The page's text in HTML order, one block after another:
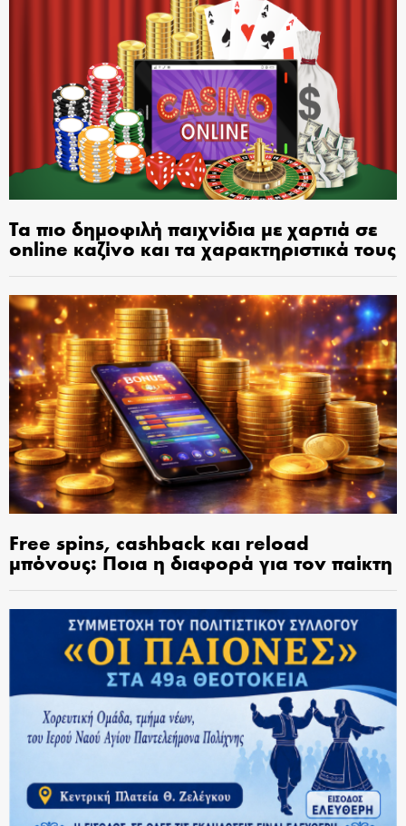
Τα πιο δημοφιλή παιχνίδια με χαρτιά σε
online καζίνο και τα χαρακτηριστικά τους
Free spins, cashback και reload
μπόνους: Ποια η διαφορά για τον παίκτη